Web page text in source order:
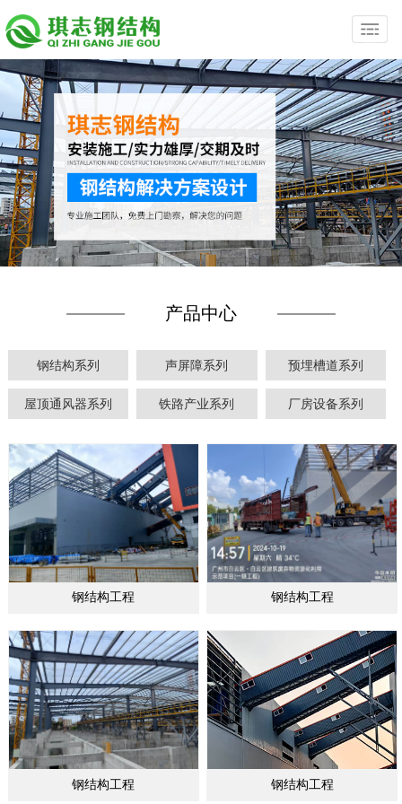
产品中心
钢结构系列 声屏障系列 预埋槽道系列
屋顶通风器系列 铁路产业系列 厂房设备系列
钢结构工程 钢结构工程
钢结构工程 钢结构工程